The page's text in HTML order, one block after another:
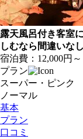
露天風呂付き客室
しむなら間違いなし
宿泊費： 12,000円～
プラン
スーパー・ピンク
ノーマル
基本
プラン
口コミ